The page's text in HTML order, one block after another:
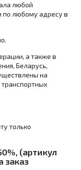
любой
по любому адресу в
а также в
Беларусь,
на
только
(артикул
заказ